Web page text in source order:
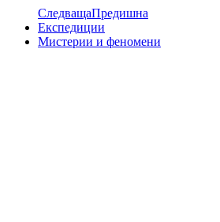
СледващаПредишна
Експедиции
Мистерии и феномени